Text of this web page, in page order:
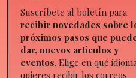
Suscríbete al boletín para
recibir novedades sobre
próximos pasos que
dar, nuevos artículos y
eventos. Elige en qué
quieres recibir los correos